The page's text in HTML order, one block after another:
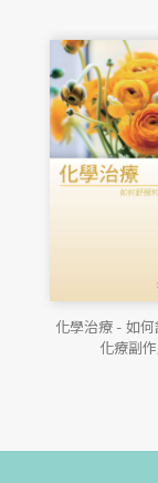
化學治療 - 如
化療副